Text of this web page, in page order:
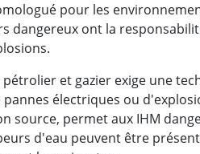
pour les
dangereux ont la
pétrolier et gazier exige une
pannes électriques ou
source, permet aux IHM
d'eau peuvent être